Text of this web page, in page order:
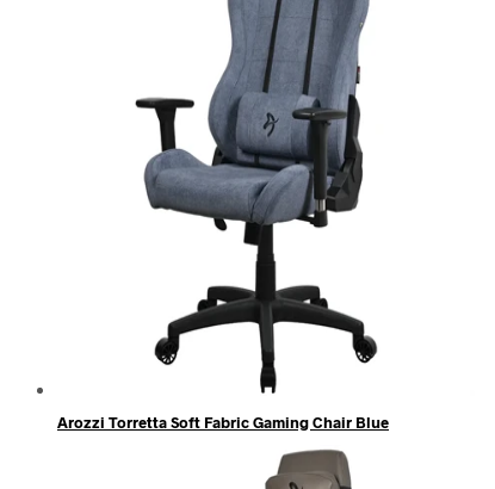
Arozzi Torretta Soft Fabric Gaming Chair Blue